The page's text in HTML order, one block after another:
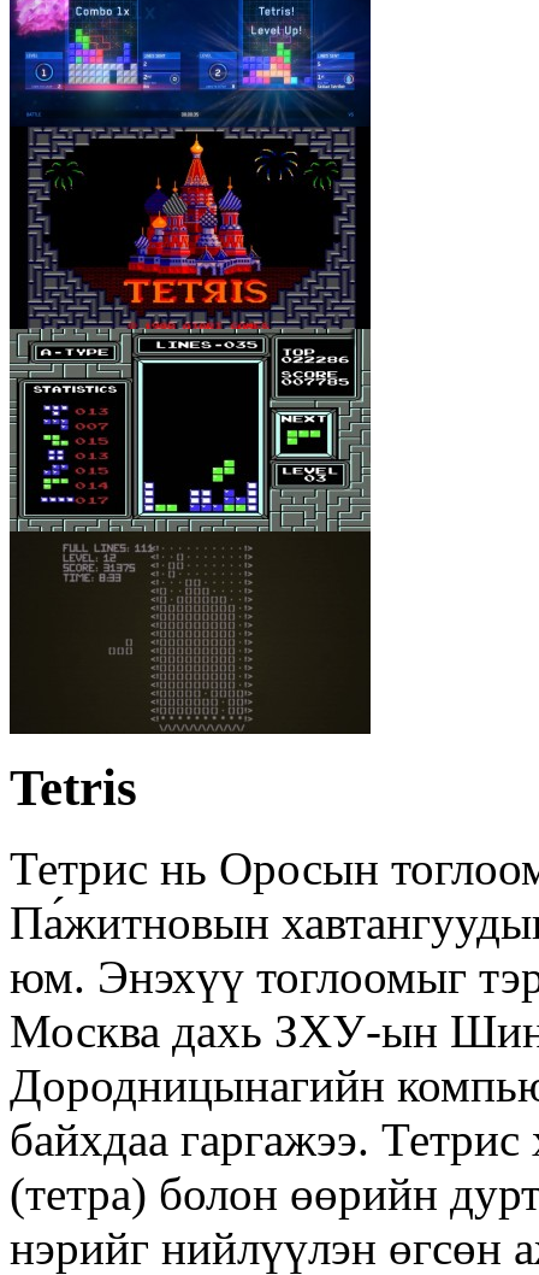
Tetris
Тетрис нь Оросын
Па́житновын
юм. Энэхүү тоглоомыг
Москва дахь ЗХУ-ын
Дородницынагийн
байхдаа гаргажээ.
(тетра) болон өөрийн
нэрийг нийлүүлэн өгсөн